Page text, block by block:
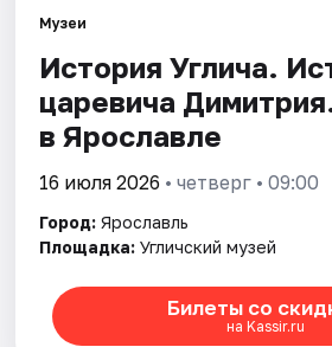
Музеи
История Углича.
царевича
в Ярославле
16 июля 2026 • четверг • 09:00
Город: Ярославль
Площадка: Угличский музей
Билеты со
на Kassir.ru